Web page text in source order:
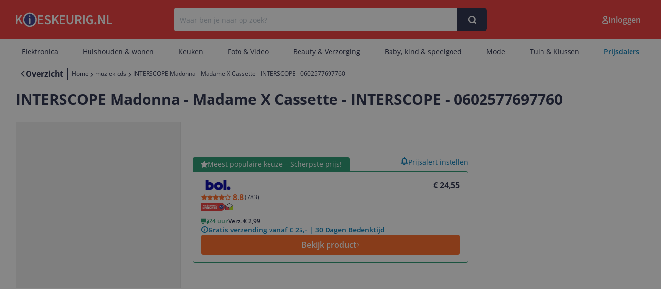
Er zijn geen artikelen gevonden.
Inloggen
Elektronica Huishouden & wonen Keuken Foto & Video Beauty & Verzorging Baby, kind & speelgoed Mode Tuin & Klussen Prijsdalers
Overzicht Home muziek-cds INTERSCOPE Madonna - Madame X Cassette - INTERSCOPE - 0602577697760
INTERSCOPE Madonna - Madame X Cassette - INTERSCOPE - 0602577697760
Meest populaire keuze – Scherpste prijs!
€ 24,55
8.8(783)
24 uurVerz. € 2,99
Gratis verzending vanaf € 25,- | 30 Dagen Bedenktijd
Bekijk product
Bekijk product Prijsalert instellen